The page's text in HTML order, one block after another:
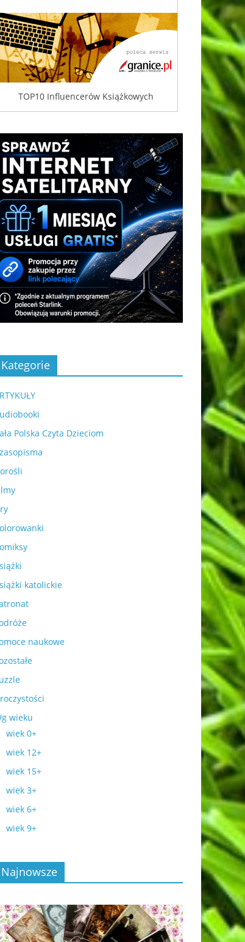
TOP10 Influencerów Książkowych
Kategorie
Polska Czyta Dzieciom
katolickie
naukowe
wieku
wiek 0+
wiek 12+
wiek 15+
wiek 3+
wiek 6+
wiek 9+
Najnowsze